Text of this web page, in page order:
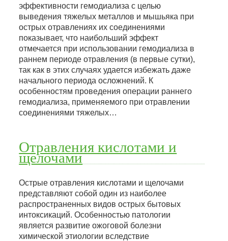
эффективности гемодиализа с целью
выведения тяжелых металлов и мышьяка при
острых отравлениях их соединениями
показывает, что наибольший эффект
отмечается при использовании гемодиализа в
раннем периоде отравления (в первые сутки),
так как в этих случаях удается избежать даже
начального периода осложнений. К
особенностям проведения операции раннего
гемодиализа, применяемого при отравлении
соединениями тяжелых…
Отравления кислотами и
щелочами
Острые отравления кислотами и щелочами
представляют собой один из наиболее
распространенных видов острых бытовых
интоксикаций. Особенностью патологии
является развитие ожоговой болезни
химической этиологии вследствие